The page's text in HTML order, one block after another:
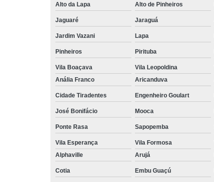
Alto da Lapa
Alto de Pinheiros
Jaguaré Jaraguá
Jardim Vazani Lapa
Pinheiros Pirituba
Vila Boaçava Vila Leopoldina
Anália Franco
Aricanduva
Cidade Tiradentes Engenheiro Goulart
José Bonifácio Mooca
Ponte Rasa Sapopemba
Vila Esperança Vila Formosa
Alphaville
Arujá
Cotia Embu Guaçú